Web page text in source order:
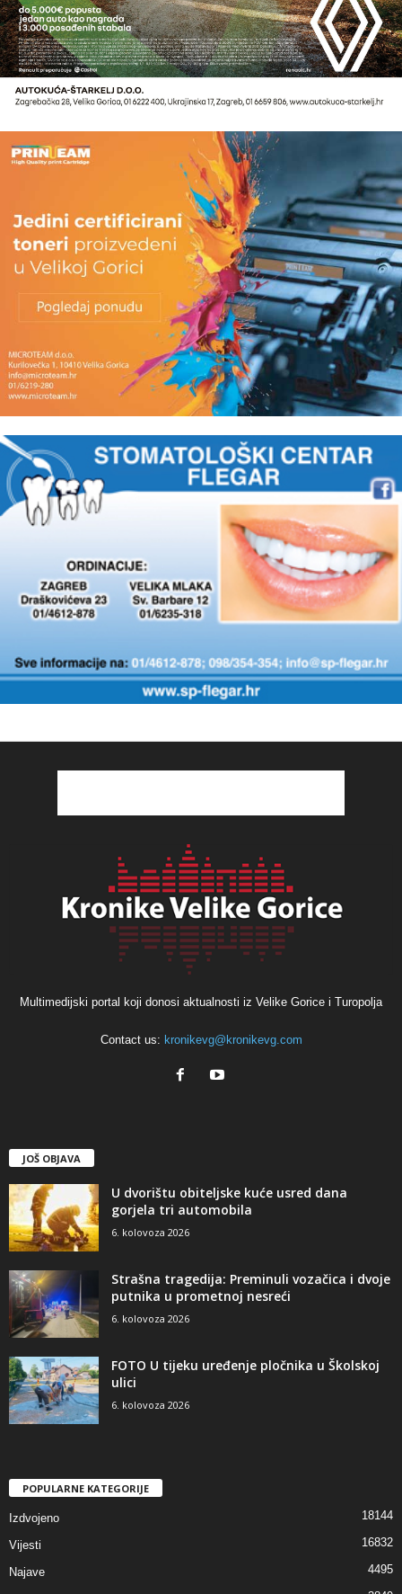
Multimedijski portal koji donosi aktualnosti iz Velike Gorice i Turopolja
Contact us: kronikevg@kronikevg.com
JOŠ OBJAVA
U dvorištu obiteljske kuće usred dana
gorjela tri automobila
6. kolovoza 2026
Strašna tragedija: Preminuli vozačica i dvoje
putnika u prometnoj nesreći
6. kolovoza 2026
FOTO U tijeku uređenje pločnika u Školskoj
ulici
6. kolovoza 2026
POPULARNE KATEGORIJE
Izdvojeno 18144
Vijesti 16832
Najave 4495